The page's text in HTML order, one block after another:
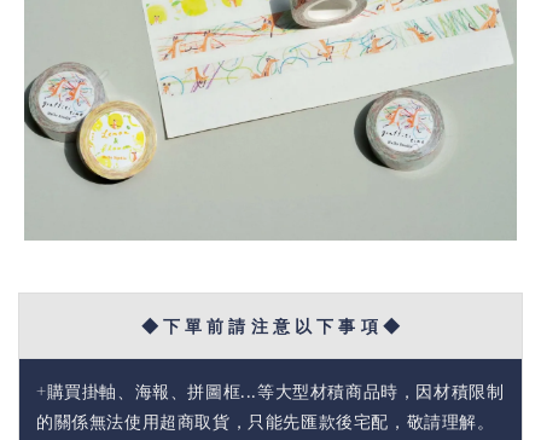
◆ 下 單 前 請 注 意 以 下 事 項 ◆
+購買掛軸、海報、拼圖框...等大型材積商品時，因材積限制
的關係無法使用超商取貨，只能先匯款後宅配，敬請理解。